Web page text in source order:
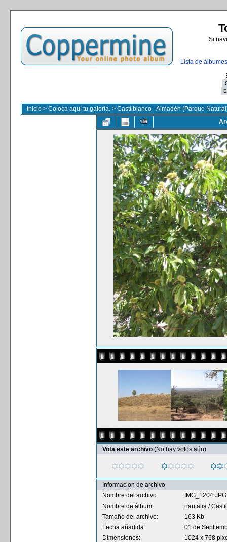
Si
Lista de álbumes
Inicio > Coloca aquí tu galería. > Castilblanco - Almadén (Parque
Vota este archivo (No hay votos aún)
Informacion de archivo
Nombre del archivo:
IMG_1204.JPG
Nombre de álbum:
nautalia /
Tamaño del archivo:
163 Kb
Fecha añadida:
01 de
Dimensiones:
1024 x 768